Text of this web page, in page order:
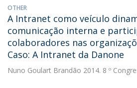
OTHER
A Intranet como veículo
comunicação interna e
colaboradores nas
Caso: A Intranet da Danone
Nuno Goulart Brandão 2014. 8 º